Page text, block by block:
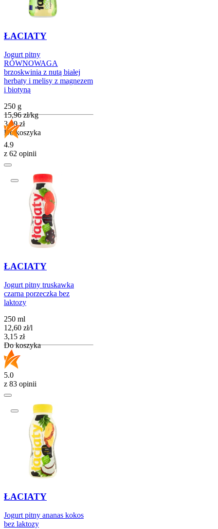
ŁACIATY
Jogurt pitny
RÓWNOWAGA
brzoskwinia z nutą białej
herbaty i melisy z magnezem
i biotyną
250 g
15,96 zł/kg
Cena
3,99 zł
Do koszyka
4.9
z 62 opinii
ŁACIATY
Jogurt pitny truskawka
czarna porzeczka bez
laktozy
250 ml
12,60 zł/l
Cena
3,15 zł
Do koszyka
5.0
z 83 opinii
ŁACIATY
Jogurt pitny ananas kokos
bez laktozy